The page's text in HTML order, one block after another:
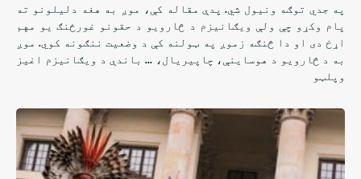
په جدي توګه ونیول شي. پدې مقاله کې، موږ به هغه دلیلونو ته
پام وکړو چې ولې ویګانیزم د څارویو د حقونو غورځنګ یو مهم
اړخ دی او دا څنګه زموږ په ټولنه کې د وضعیت ننګونه کوي. موږ
به د څارویو د هوساینې، چاپیریال، ... باندې د ویګانیزم اغیز
وپلټو